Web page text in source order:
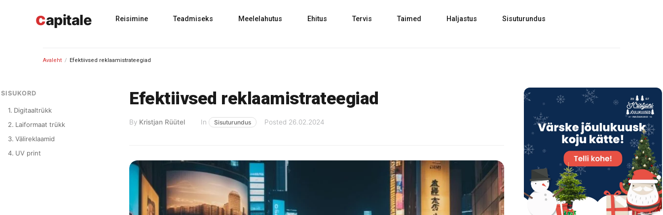
capitale Reisimine Teadmiseks Meelelahutus Ehitus Tervis Taimed Haljastus Sisuturundus
Avaleht / Efektiivsed reklaamistrateegiad
SISUKORD
Digitaaltrükk
Laiformaat trükk
Välireklaamid
UV print
Efektiivsed reklaamistrateegiad
By Kristjan Rüütel In Sisuturundus Posted 26.02.2024